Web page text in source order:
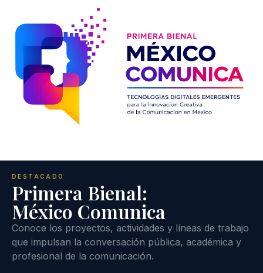
DESTACADO
Primera Bienal:
México Comunica
Conoce los proyectos, actividades y líneas de trabajo
que impulsan la conversación pública, académica y
profesional de la comunicación.